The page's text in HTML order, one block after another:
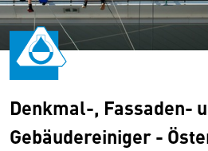
Denkmal-, Fassaden-
Gebäudereiniger -